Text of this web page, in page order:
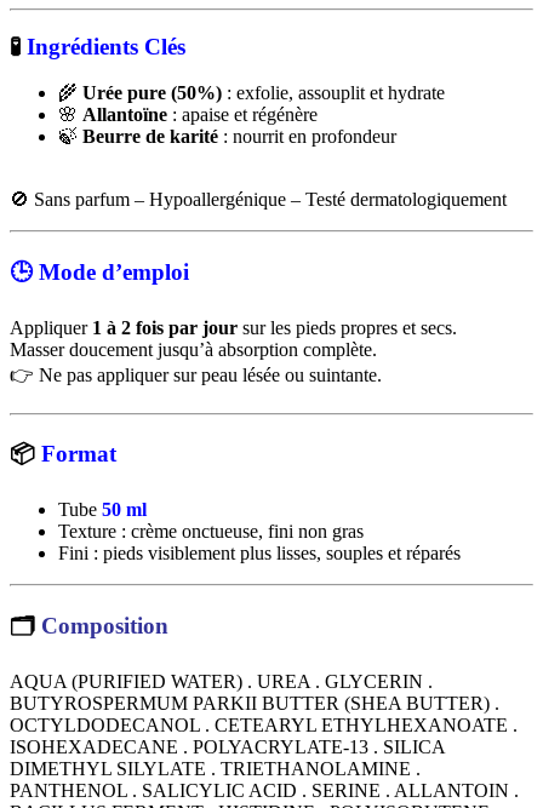
🧪 Ingrédients Clés
🌾 Urée pure (50%) : exfolie, assouplit et hydrate
🌸 Allantoïne : apaise et régénère
🍃 Beurre de karité : nourrit en profondeur
🚫 Sans parfum – Hypoallergénique – Testé dermatologiquement
🕒 Mode d’emploi
Appliquer 1 à 2 fois par jour sur les pieds propres et secs.
Masser doucement jusqu’à absorption complète.
👉 Ne pas appliquer sur peau lésée ou suintante.
📦 Format
Tube 50 ml
Texture : crème onctueuse, fini non gras
Fini : pieds visiblement plus lisses, souples et réparés
🗂 Composition
AQUA (PURIFIED WATER) . UREA . GLYCERIN .
BUTYROSPERMUM PARKII BUTTER (SHEA BUTTER) .
OCTYLDODECANOL . CETEARYL ETHYLHEXANOATE .
ISOHEXADECANE . POLYACRYLATE-13 . SILICA
DIMETHYL SILYLATE . TRIETHANOLAMINE .
PANTHENOL . SALICYLIC ACID . SERINE . ALLANTOIN .